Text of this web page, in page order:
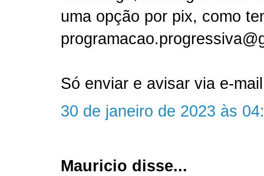
uma opção por pix, como
Só enviar e avisar via e-
30 de janeiro de 2023 às
Mauricio disse...